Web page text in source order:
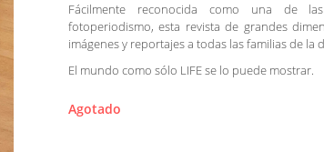
Fácilmente reconocida como una de
fotoperiodismo, esta revista de grandes
imágenes y reportajes a todas las familias de la
El mundo como sólo LIFE se lo puede mostrar.
Agotado